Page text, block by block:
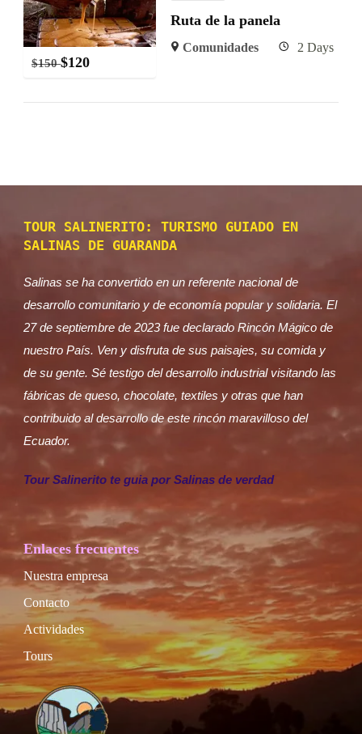
$150 $120
Ruta de la panela
Comunidades 2 Days
TOUR SALINERITO: TURISMO GUIADO EN
SALINAS DE GUARANDA
Salinas se ha convertido en un referente nacional de
desarrollo comunitario y de economía popular y solidaria. El
27 de septiembre de 2023 fue declarado Rincón Mágico de
nuestro País. Ven y disfruta de sus paisajes, su comida y
de su gente. Sé testigo del desarrollo industrial visitando las
fábricas de queso, chocolate, textiles y otras que han
contribuido al desarrollo de este rincón maravilloso del
Ecuador.
Tour Salinerito te guia por Salinas de verdad
Enlaces frecuentes
Nuestra empresa
Contacto
Actividades
Tours